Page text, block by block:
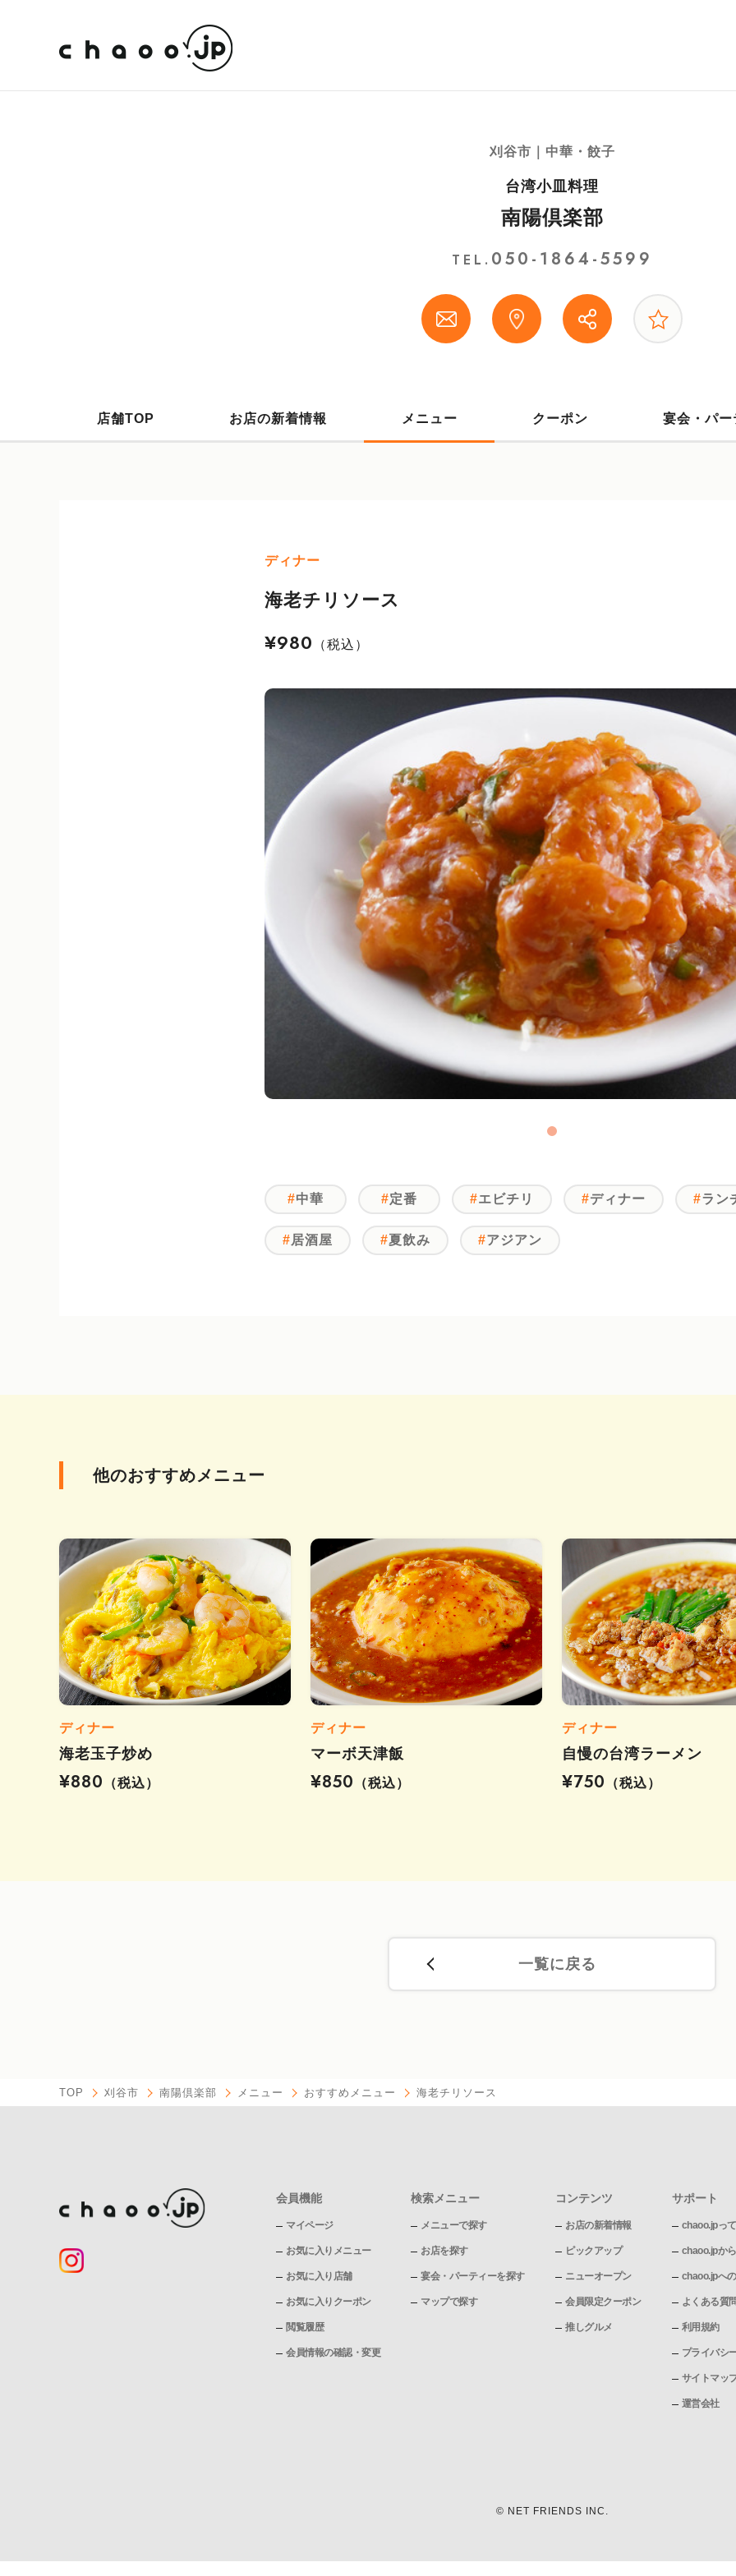
刈谷市｜中華・餃子
台湾小皿料理
南陽倶楽部
TEL. 050-1864-5599
店舗TOP お店の新着情報 メニュー クーポン 宴会・パー
ディナー
海老チリソース
¥980 （税込）
中華 定番 エビチリ ディナー ラン
居酒屋 夏飲み アジアン
他のおすすめメニュー
ディナー
海老玉子炒め
¥880
（税込）
ディナー
マーボ天津飯
¥850
（税込）
ディナー
自慢の台湾ラーメン
¥750
（税込）
一覧に戻る
TOP 刈谷市 南陽倶楽部 メニュー おすすめメニュー 海老チリソース
会員機能
マイページ
お気に入りメニュー
お気に入り店舗
お気に入りクーポン
閲覧履歴
会員情報の確認・変更
検索メニュー
メニューで探す
お店を探す
宴会・パーティーを探す
マップで探す
コンテンツ
お店の新着情報
ピックアップ
ニューオープン
会員限定クーポン
推しグルメ
サポート
chaoo.jpっ
chaoo.jpか
chaoo.jpへ
よくある質
利用規約
プライバシ
サイトマッ
運営会社
© NET FRIENDS INC.